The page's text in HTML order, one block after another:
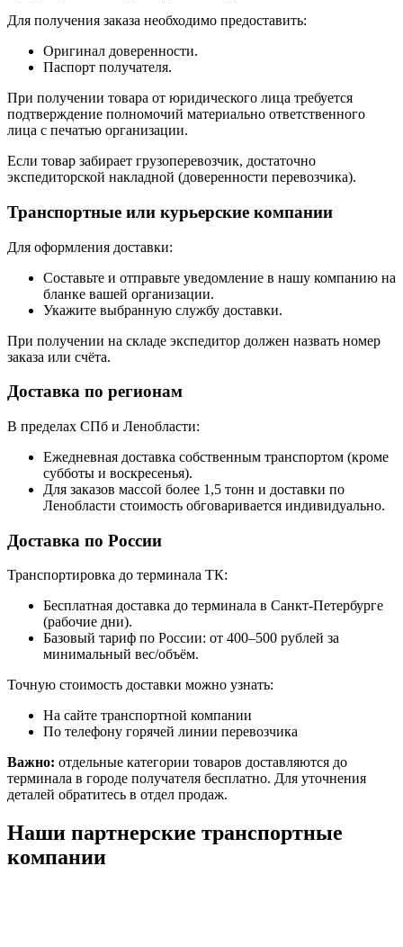
Для получения заказа необходимо предоставить:
Оригинал доверенности.
Паспорт получателя.
При получении товара от юридического лица требуется
подтверждение полномочий материально ответственного
лица с печатью организации.
Если товар забирает грузоперевозчик, достаточно
экспедиторской накладной (доверенности перевозчика).
Транспортные или курьерские компании
Для оформления доставки:
Составьте и отправьте уведомление в нашу компанию на
бланке вашей организации.
Укажите выбранную службу доставки.
При получении на складе экспедитор должен назвать номер
заказа или счёта.
Доставка по регионам
В пределах СПб и Ленобласти:
Ежедневная доставка собственным транспортом (кроме
субботы и воскресенья).
Для заказов массой более 1,5 тонн и доставки по
Ленобласти стоимость обговаривается индивидуально.
Доставка по России
Транспортировка до терминала ТК:
Бесплатная доставка до терминала в Санкт-Петербурге
(рабочие дни).
Базовый тариф по России: от 400–500 рублей за
минимальный вес/объём.
Точную стоимость доставки можно узнать:
На сайте транспортной компании
По телефону горячей линии перевозчика
Важно: отдельные категории товаров доставляются до
терминала в городе получателя бесплатно. Для уточнения
деталей обратитесь в отдел продаж.
Наши партнерские транспортные
компании